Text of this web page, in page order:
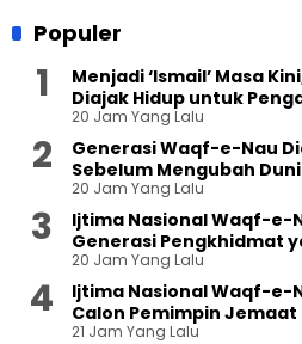
Populer
Menjadi ‘Ismail’ Masa
Diajak Hidup untuk
20 Jam Yang Lalu
Generasi Waqf-e-Nau
Sebelum Mengubah
20 Jam Yang Lalu
Ijtima Nasional Waqf-e-
Generasi Pengkhidmat
20 Jam Yang Lalu
Ijtima Nasional Waqf-e-
Calon Pemimpin Jemaat
21 Jam Yang Lalu